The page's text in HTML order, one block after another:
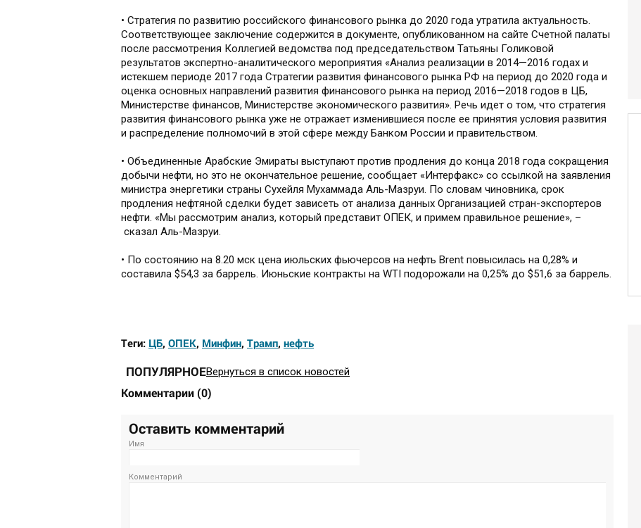
• Стратегия по развитию российского финансового рынка до 2020 года утратила актуальность.
Соответствующее заключение содержится в документе, опубликованном на сайте Счетной палаты
после рассмотрения Коллегией ведомства под председательством Татьяны Голиковой
результатов экспертно-аналитического мероприятия «Анализ реализации в 2014—2016 годах и
истекшем периоде 2017 года Стратегии развития финансового рынка РФ на период до 2020 года и
оценка основных направлений развития финансового рынка на период 2016—2018 годов в ЦБ,
Министерстве финансов, Министерстве экономического развития». Речь идет о том, что стратегия
развития финансового рынка уже не отражает изменившиеся после ее принятия условия развития
и распределение полномочий в этой сфере между Банком России и правительством.
• Объединенные Арабские Эмираты выступают против продления до конца 2018 года сокращения
добычи нефти, но это не окончательное решение, сообщает «Интерфакс» со ссылкой на заявления
министра энергетики страны Сухейля Мухаммада Аль-Мазруи. По словам чиновника, срок
продления нефтяной сделки будет зависеть от анализа данных Организацией стран-экспортеров
нефти. «Мы рассмотрим анализ, который представит ОПЕК, и примем правильное решение», –
сказал Аль-Мазруи.
• По состоянию на 8.20 мск цена июльских фьючерсов на нефть Brent повысилась на 0,28% и
составила $54,3 за баррель. Июньские контракты на WTI подорожали на 0,25% до $51,6 за баррель.
Теги: ЦБ, ОПЕК, Минфин, Трамп, нефть
ПОПУЛЯРНОЕВернуться в список новостей
Комментарии (0)
Оставить комментарий
Имя
Комментарий